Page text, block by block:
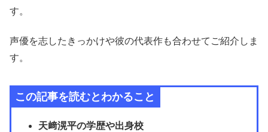
す。
声優を志したきっかけや彼の代表作も合わせてご紹介しま
す。
この記事を読むとわかること
天﨑滉平の学歴や出身校